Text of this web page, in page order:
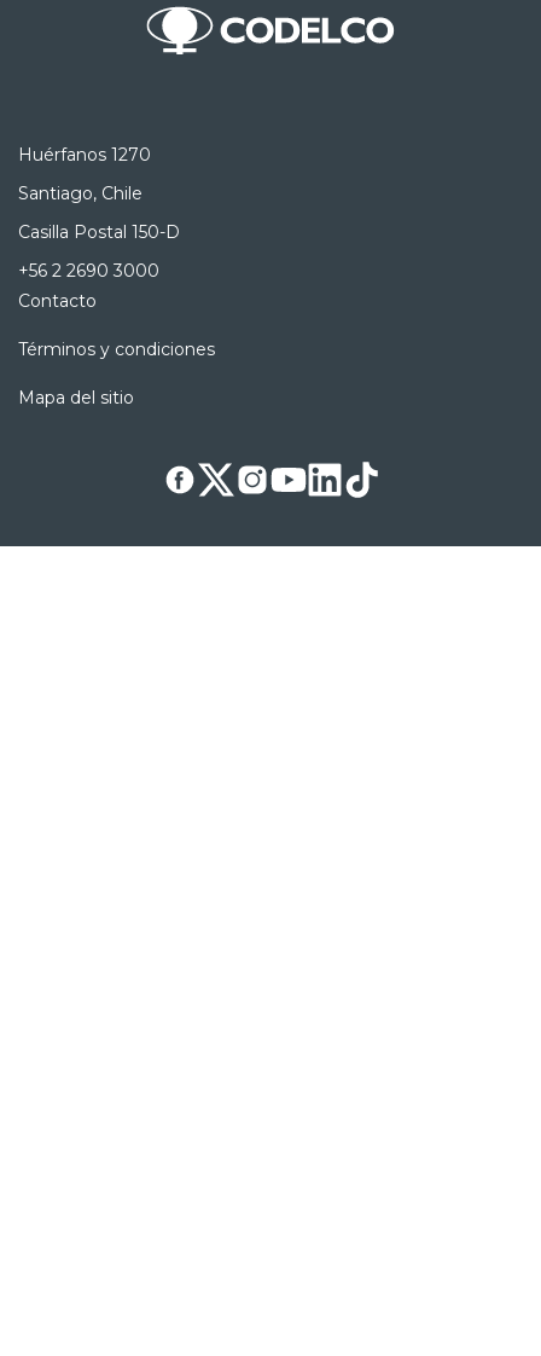
Huérfanos 1270
Santiago, Chile
Casilla Postal 150-D
+56 2 2690 3000
Contacto
Términos y condiciones
Mapa del sitio